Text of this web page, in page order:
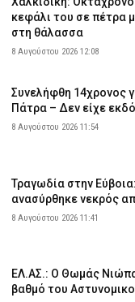
σε κατάστημα με
πολυκατοικία
2026 22:22
κεφάλι του σε πέτρα
στη θάλασσα
8 Αυγούστου 2026 12:08
Συνελήφθη 14χρονος
Πάτρα – Δεν είχε
8 Αυγούστου 2026 11:54
Τραγωδία στην
ανασύρθηκε νεκρός
8 Αυγούστου 2026 11:41
ΕΛ.ΑΣ.: Ο Θωμάς
βαθμό του